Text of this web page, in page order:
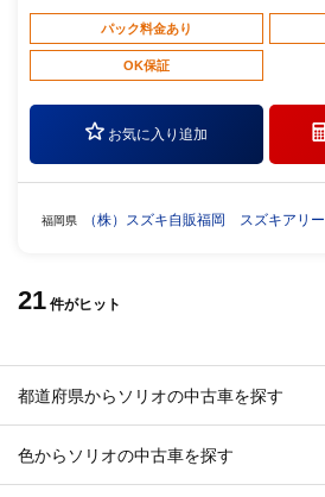
パック料金あり
OK保証
お気に入り追加
福岡県 （株）スズキ自販福岡 スズキアリー
21 件がヒット
都道府県からソリオの中古車を探す
色からソリオの中古車を探す